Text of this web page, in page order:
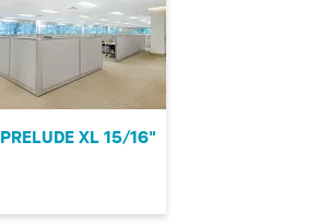
PRELUDE XL 15/16"